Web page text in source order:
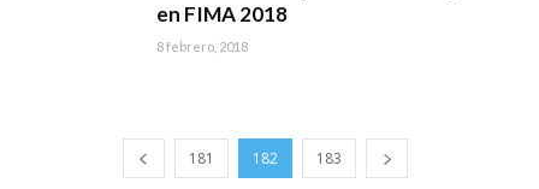
en FIMA 2018
8 febrero, 2018
181 182 183